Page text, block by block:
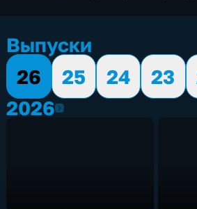
Выпуски
26
25 24 23
20262026